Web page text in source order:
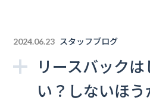
2024.06.23 スタッフブログ
リースバック
い？しないほう